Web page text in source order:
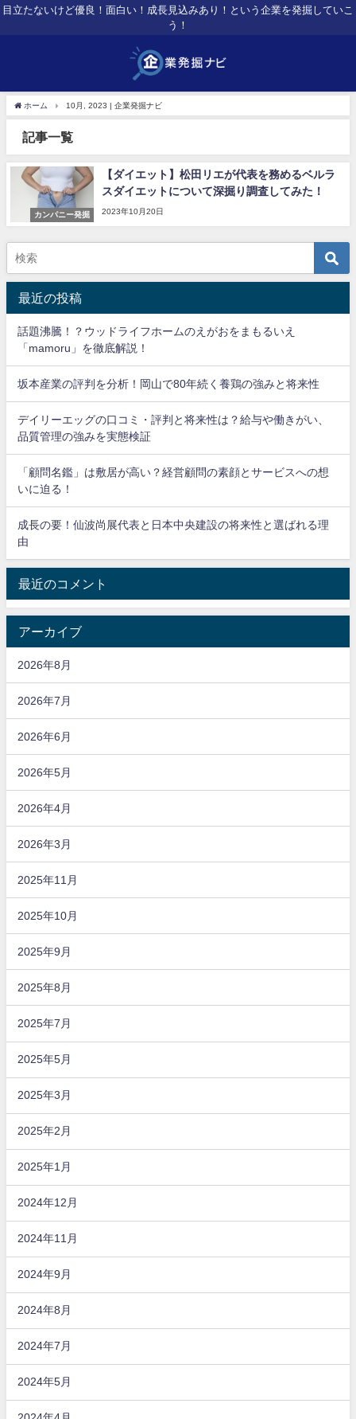
目立たないけど優良！面白い！成長見込みあり！という企業を発掘していこ
う！
ホーム 10月, 2023 | 企業発掘ナビ
記事一覧
カンパニー発掘
【ダイエット】松田リエが代表を務めるベルラ
スダイエットについて深掘り調査してみた！
2023年10月20日
最近の投稿
話題沸騰！？ウッドライフホームのえがおをまもるいえ
「mamoru」を徹底解説！
坂本産業の評判を分析！岡山で80年続く養鶏の強みと将来性
デイリーエッグの口コミ・評判と将来性は？給与や働きがい、
品質管理の強みを実態検証
「顧問名鑑」は敷居が高い？経営顧問の素顔とサービスへの想
いに迫る！
成長の要！仙波尚展代表と日本中央建設の将来性と選ばれる理
由
最近のコメント
アーカイブ
2026年8月
2026年7月
2026年6月
2026年5月
2026年4月
2026年3月
2025年11月
2025年10月
2025年9月
2025年8月
2025年7月
2025年5月
2025年3月
2025年2月
2025年1月
2024年12月
2024年11月
2024年9月
2024年8月
2024年7月
2024年5月